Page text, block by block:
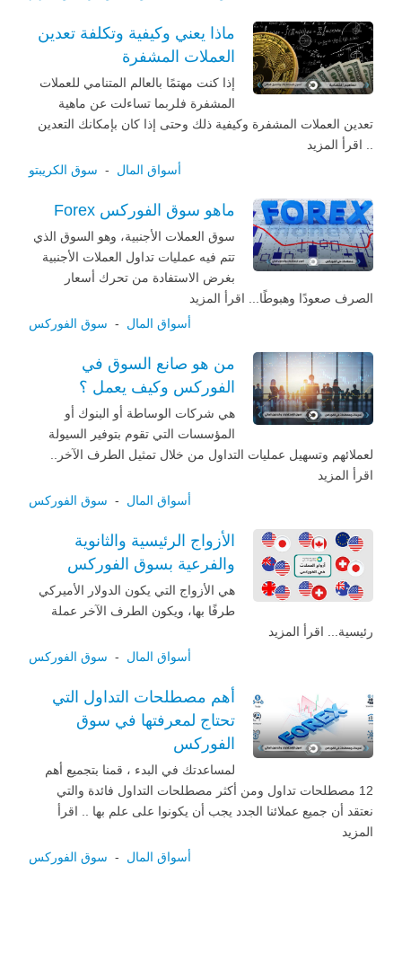
ماذا يعني وكيفية وتكلفة تعدين
العملات المشفرة
إذا كنت مهتمًا بالعالم المتنامي للعملات
المشفرة فلربما تساءلت عن ماهية
تعدين العملات المشفرة وكيفية ذلك وحتى إذا كان بإمكانك التعدين
.. اقرأ المزيد
أسواق المال - سوق الكريبتو
ماهو سوق الفوركس Forex
سوق العملات الأجنبية، وهو السوق الذي
تتم فيه عمليات تداول العملات الأجنبية
بغرض الاستفادة من تحرك أسعار
الصرف صعودًا وهبوطًا... اقرأ المزيد
أسواق المال - سوق الفوركس
من هو صانع السوق في
الفوركس وكيف يعمل ؟
هي شركات الوساطة أو البنوك أو
المؤسسات التي تقوم بتوفير السيولة
لعملائهم وتسهيل عمليات التداول من خلال تمثيل الطرف الآخر..
اقرأ المزيد
أسواق المال - سوق الفوركس
الأزواج الرئيسية والثانوية
والفرعية بسوق الفوركس
هي الأزواج التي يكون الدولار الأميركي
طرفًا بها، ويكون الطرف الآخر عملة
رئيسية... اقرأ المزيد
أسواق المال - سوق الفوركس
أهم مصطلحات التداول التي
تحتاج لمعرفتها في سوق
الفوركس
لمساعدتك في البدء ، قمنا بتجميع أهم
12 مصطلحات تداول ومن أكثر مصطلحات التداول فائدة والتي
نعتقد أن جميع عملائنا الجدد يجب أن يكونوا على علم بها .. اقرأ
المزيد
أسواق المال - سوق الفوركس